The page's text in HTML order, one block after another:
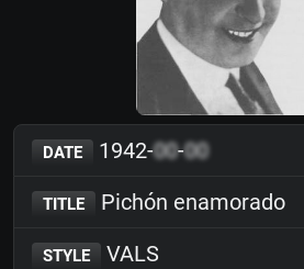
DATE 1942-00-00
TITLE Pichón enamorado
STYLE VALS